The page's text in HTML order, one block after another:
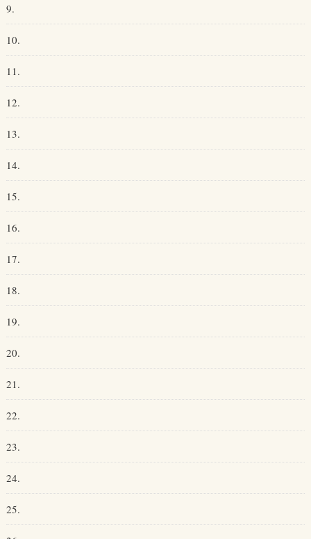
9.
10.
11.
12.
13.
14.
15.
16.
17.
18.
19.
20.
21.
22.
23.
24.
25.